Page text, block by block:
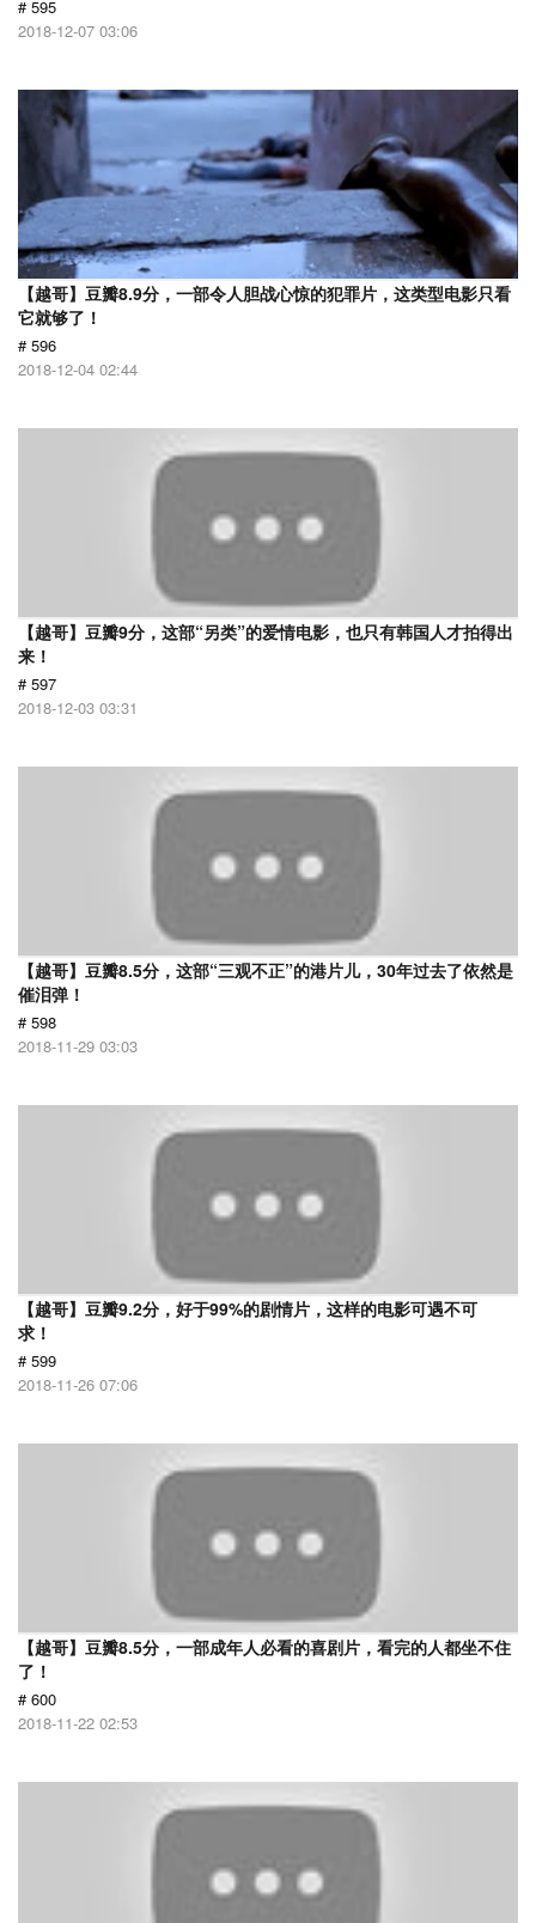
# 595
2018-12-07 03:06
【越哥】豆瓣8.9分，一部令人胆战心惊的犯罪片，这类型电影只看
它就够了！
# 596
2018-12-04 02:44
【越哥】豆瓣9分，这部“另类”的爱情电影，也只有韩国人才拍得出
来！
# 597
2018-12-03 03:31
【越哥】豆瓣8.5分，这部“三观不正”的港片儿，30年过去了依然是
催泪弹！
# 598
2018-11-29 03:03
【越哥】豆瓣9.2分，好于99%的剧情片，这样的电影可遇不可
求！
# 599
2018-11-26 07:06
【越哥】豆瓣8.5分，一部成年人必看的喜剧片，看完的人都坐不住
了！
# 600
2018-11-22 02:53